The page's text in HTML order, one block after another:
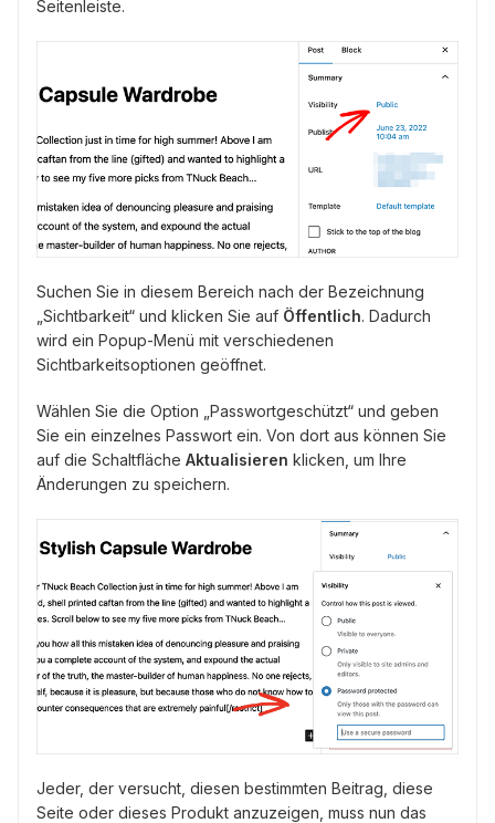
Seitenleiste.
Suchen Sie in diesem Bereich nach der Bezeichnung
„Sichtbarkeit“ und klicken Sie auf Öffentlich. Dadurch
wird ein Popup-Menü mit verschiedenen
Sichtbarkeitsoptionen geöffnet.
Wählen Sie die Option „Passwortgeschützt“ und geben
Sie ein einzelnes Passwort ein. Von dort aus können Sie
auf die Schaltfläche Aktualisieren klicken, um Ihre
Änderungen zu speichern.
Jeder, der versucht, diesen bestimmten Beitrag, diese
Seite oder dieses Produkt anzuzeigen, muss nun das